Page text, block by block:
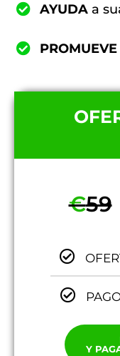
AYUDA a
PROMUEVE
€59
Y